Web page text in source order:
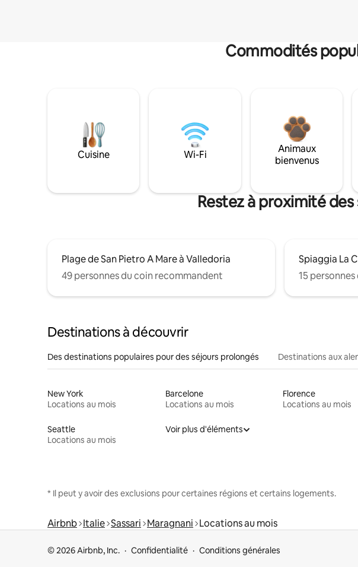
Commodités
Cuisine Wi-Fi
Animaux
bienvenus
Restez à proximité
Plage de San Pietro A Mare à Valledoria
49 personnes du coin recommandent
Spiaggia La
15
Destinations à découvrir
Des destinations populaires pour des séjours prolongés Destinations aux
New York
Locations au mois
Barcelone
Locations au mois
Florence
Locations au mois
Seattle
Locations au mois
Voir plus d'éléments
* Il peut y avoir des exclusions pour certaines régions et certains logements.
Airbnb Italie Sassari Maragnani Locations au mois
© 2026 Airbnb, Inc. Confidentialité Conditions générales